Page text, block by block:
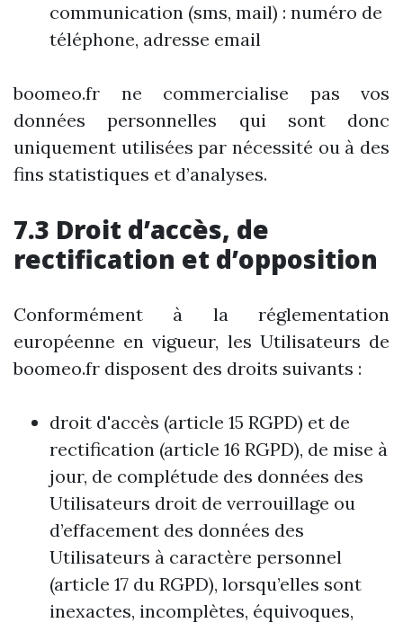
communication (sms, mail) : numéro de
téléphone, adresse email
boomeo.fr ne commercialise pas vos
données personnelles qui sont donc
uniquement utilisées par nécessité ou à des
fins statistiques et d’analyses.
7.3 Droit d’accès, de
rectification et d’opposition
Conformément à la réglementation
européenne en vigueur, les Utilisateurs de
boomeo.fr disposent des droits suivants :
droit d'accès (article 15 RGPD) et de
rectification (article 16 RGPD), de mise à
jour, de complétude des données des
Utilisateurs droit de verrouillage ou
d’effacement des données des
Utilisateurs à caractère personnel
(article 17 du RGPD), lorsqu’elles sont
inexactes, incomplètes, équivoques,